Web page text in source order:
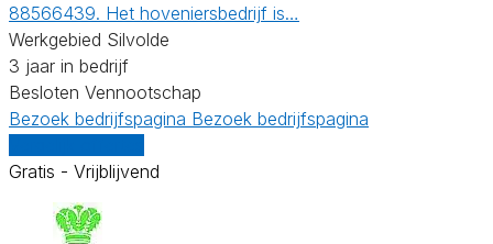
88566439. Het hoveniersbedrijf is…
Werkgebied Silvolde
3 jaar in bedrijf
Besloten Vennootschap
Bezoek bedrijfspagina Bezoek bedrijfspagina
Gratis - Vrijblijvend